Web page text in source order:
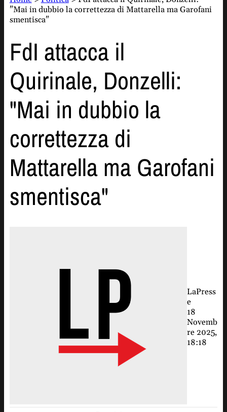
"Mai in dubbio la correttezza di Mattarella ma Garofani
smentisca"
FdI attacca il
Quirinale, Donzelli:
"Mai in dubbio la
correttezza di
Mattarella ma Garofani
smentisca"
LaPress
e
18
Novemb
re 2025,
18:18